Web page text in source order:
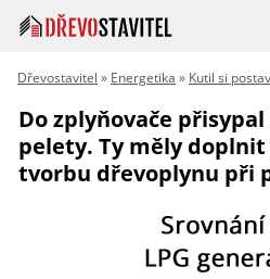
Dřevostavitel » Energetika » Kutil si
Do zplyňovače
pelety. Ty měly
tvorbu dřevoplynu při